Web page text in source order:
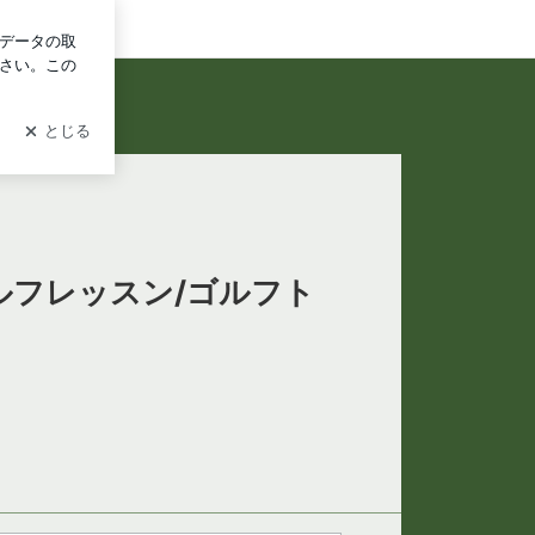
ログイン
レッスン/ゴルフト